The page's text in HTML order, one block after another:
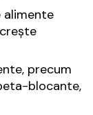
alimente
precum
blocante,